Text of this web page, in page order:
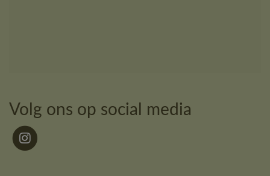
Volg ons op social media